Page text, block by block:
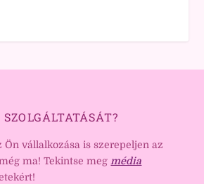
Ön vállalkozása is szerepeljen az
ma! Tekintse megmédia